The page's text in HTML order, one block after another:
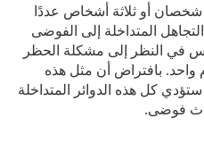
شخصان أو ثلاثة أشخاص عددًا
المتداخلة إلى الفوضى
في النظر إلى مشكلة الحظر
واحد. بافتراض أن مثل هذه
كل هذه الدوائر المتداخلة
فوضى.